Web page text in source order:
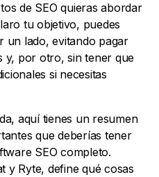
de SEO quieras abordar
tu objetivo, puedes
un lado, evitando pagar
y, por otro, sin tener que
si necesitas
aquí tienes un resumen
que deberías tener
SEO completo.
y Ryte, define qué cosas